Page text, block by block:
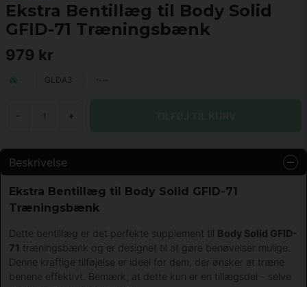
Ekstra Bentillæg til Body Solid
GFID-71 Træningsbænk
979 kr
GLDA3
- +
Beskrivelse
Ekstra Bentillæg til Body Solid GFID-71
Træningsbænk
Dette bentillæg er det perfekte supplement til Body Solid GFID-
71 træningsbænk og er designet til at gøre benøvelser mulige.
Denne kraftige tilføjelse er ideel for dem, der ønsker at træne
benene effektivt. Bemærk, at dette kun er en tillægsdel - selve